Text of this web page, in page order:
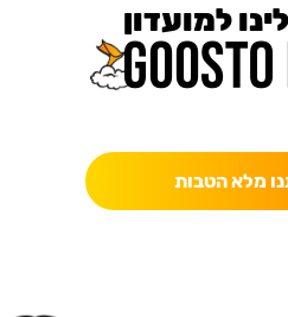
למועדון
מלא הטבות